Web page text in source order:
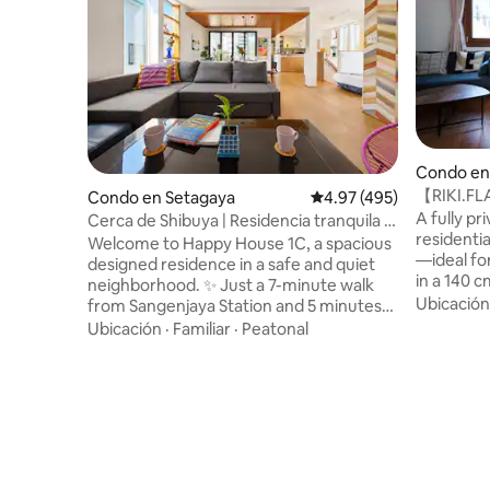
Condo en Setagaya Calificación promedio:
4.97 (495)
Cerca de Shibuya | Residencia tranquila y
acogedora | Happy Hous...
Welcome to Happy House 1C, a spacious
designed residence in a safe and quiet
neighborhood. ✨ Just a 7-minute walk
from Sangenjaya Station and 5 minutes
by train to Shibuya, it’s an ideal choice for
Ubicación · Familiar · Peatonal
Condo
【
“Your
A fully
—ideal for 1–2
in a 140
praised
Ubicación